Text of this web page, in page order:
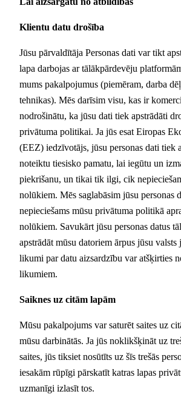
Klientu datu drošība
Jūsu pārvaldītāja Personas dati var tikt
lapa darbojas ar tālākpārdevēju
mums pakalpojumus (piemēram, darba
tehnikas). Mēs darīsim visu, kas ir
nodrošinātu, ka jūsu dati tiek apstrādāti
privātuma politikai. Ja jūs esat Eiropas
(EEZ) iedzīvotājs, jūsu personas dati tiek
noteiktu tiesisko pamatu, lai iegūtu un
piekrišanu, un tikai tik ilgi, cik
nolūkiem. Mēs saglabāsim jūsu personas
nepieciešams mūsu privātuma politikā
nolūkiem. Savukārt jūsu personas datus
apstrādāt mūsu datoriem ārpus jūsu
likumi par datu aizsardzību var atšķirties
likumiem.
Saiknes uz citām lapām
Mūsu pakalpojums var saturēt saites uz
mūsu darbinātās. Ja jūs noklikšķināt uz
saites, jūs tiksiet nosūtīts uz šīs trešās
iesakām rūpīgi pārskatīt katras lapas
uzmanīgi izlasīt tos.